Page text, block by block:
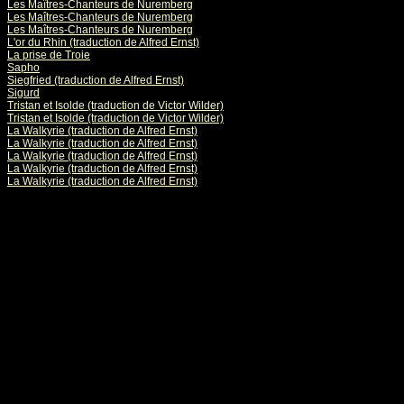
Les Maîtres-Chanteurs de Nuremberg
Les Maîtres-Chanteurs de Nuremberg
Les Maîtres-Chanteurs de Nuremberg
L'or du Rhin (traduction de Alfred Ernst)
La prise de Troie
Sapho
Siegfried (traduction de Alfred Ernst)
Sigurd
Tristan et Isolde (traduction de Victor Wilder)
Tristan et Isolde (traduction de Victor Wilder)
La Walkyrie (traduction de Alfred Ernst)
La Walkyrie (traduction de Alfred Ernst)
La Walkyrie (traduction de Alfred Ernst)
La Walkyrie (traduction de Alfred Ernst)
La Walkyrie (traduction de Alfred Ernst)